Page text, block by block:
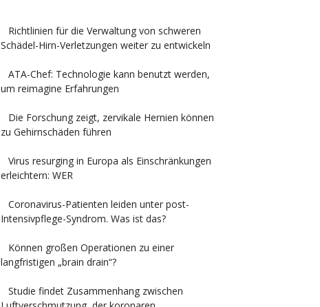
Richtlinien für die Verwaltung von schweren
Schädel-Hirn-Verletzungen weiter zu entwickeln
ATA-Chef: Technologie kann benutzt werden,
um reimagine Erfahrungen
Die Forschung zeigt, zervikale Hernien können
zu Gehirnschäden führen
Virus resurging in Europa als Einschränkungen
erleichtern: WER
Coronavirus-Patienten leiden unter post-
Intensivpflege-Syndrom. Was ist das?
Können großen Operationen zu einer
langfristigen „brain drain“?
Studie findet Zusammenhang zwischen